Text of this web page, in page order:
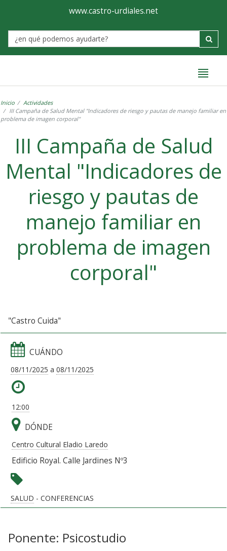
Ayuntamiento
de
Castro-
www.castro-urdiales.net
Label
Inicio
Actividades
III Campaña de Salud Mental "Indicadores de riesgo y pautas de manejo familiar en
problema de imagen corporal"
III Campaña de Salud
Mental "Indicadores de
riesgo y pautas de
manejo familiar en
problema de imagen
corporal"
"Castro Cuida"
CUÁNDO
08/11/2025 a 08/11/2025
12:00
DÓNDE
Centro Cultural Eladio Laredo
Edificio Royal. Calle Jardines Nº3
SALUD - CONFERENCIAS
Ponente: Psicostudio